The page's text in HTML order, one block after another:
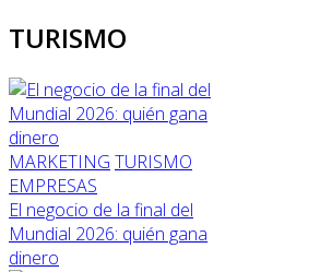
TURISMO
MARKETING TURISMO
EMPRESAS
El negocio de la final del
Mundial 2026: quién gana
dinero